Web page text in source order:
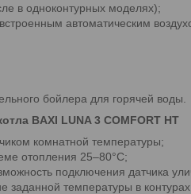
в одноконтурных моделях);
автоматическим
бойлера для горячей воды.
BAXI LUNA 3 COMFORT HT
комнатной температуры;
отопления 25–80°С;
подключения датчика
заданной температуры в